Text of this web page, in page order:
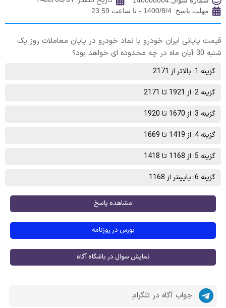
مهلت پاسخ: 1400/8/4 - تا ساعت 23:59
قیمت پایانی ایران خودرو با نماد خودرو در پایان معاملات روز یک
شنبه 30 آبان ماه در چه محدوده ای خواهد بود؟
گزینه 1: بالاتر از 2171
گزینه 2: از 1921 تا 2171
گزینه 3: از 1670 تا 1920
گزینه 4: از 1419 تا 1669
گزینه 5: از 1168 تا 1418
گزینه 6: پایینتر از 1168
مشاهده پاسخ
بورس در روزنامه
نمایش سوال در باشگاه آگاه
جواب آگاه در تلگرام